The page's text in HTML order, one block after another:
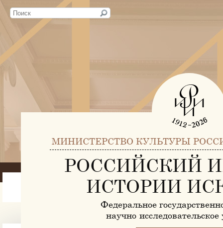
МИНИСТЕРСТВО КУЛЬТУРЫ
РОССИЙСКИЙ
ИСТОРИИ
Федеральное
научно-